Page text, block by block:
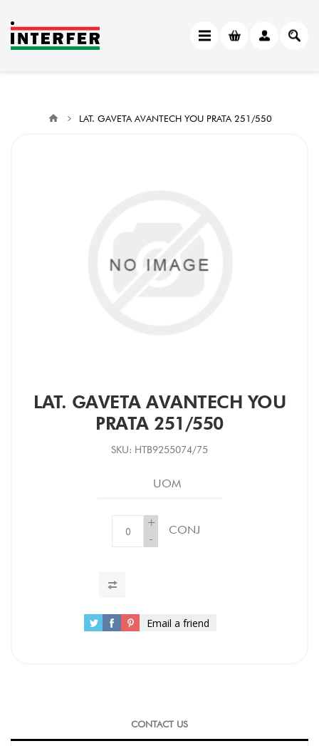
LAT. GAVETA AVANTECH YOU PRATA 251/550
LAT. GAVETA AVANTECH YOU
PRATA 251/550
SKU: HTB9255074/75
UOM
+
-
CONJ
Email a friend
CONTACT US